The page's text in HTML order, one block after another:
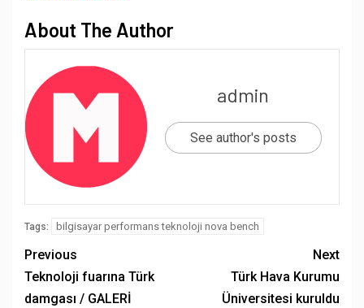
About The Author
admin
See author's posts
Tags: bilgisayar performans teknoloji nova bench
Previous
Teknoloji fuarına Türk
damgası / GALERİ
Next
Türk Hava Kurumu
Üniversitesi kuruldu